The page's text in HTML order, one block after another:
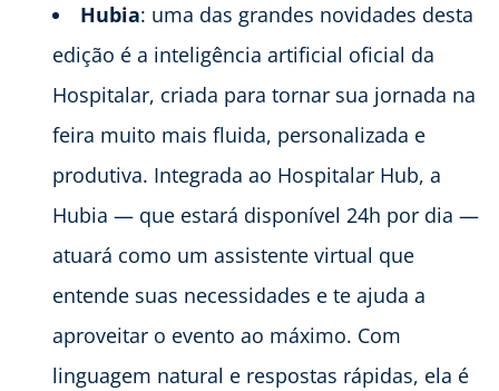
Hubia: uma das grandes novidades desta
edição é a inteligência artificial oficial da
Hospitalar, criada para tornar sua jornada na
feira muito mais fluida, personalizada e
produtiva. Integrada ao Hospitalar Hub, a
Hubia — que estará disponível 24h por dia —
atuará como um assistente virtual que
entende suas necessidades e te ajuda a
aproveitar o evento ao máximo. Com
linguagem natural e respostas rápidas, ela é